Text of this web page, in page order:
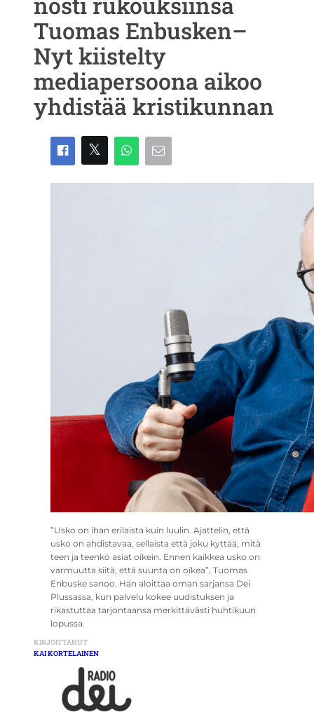
Tuomas Enbusken–
Nyt kiistelty
mediapersoona aikoo
yhdistää kristikunnan
”Usko on ihan erilaista kuin luulin. Ajattelin, että
usko on ahdistavaa, sellaista että joku kyttää, mitä
teen ja teenkö asiat oikein. Ennen kaikkea usko on
varmuutta siitä, että suunta on oikea”, Tuomas
Enbuske sanoo. Hän aloittaa oman sarjansa Dei
Plussassa, kun palvelu kokee uudistuksen ja
rikastuttaa tarjontaansa merkittävästi huhtikuun
lopussa.
KIRJOITTANUT
KAI KORTELAINEN